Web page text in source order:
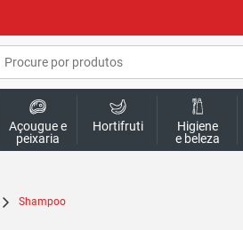
Açougue e
peixaria
Hortifruti
Higiene
e beleza
Shampoo